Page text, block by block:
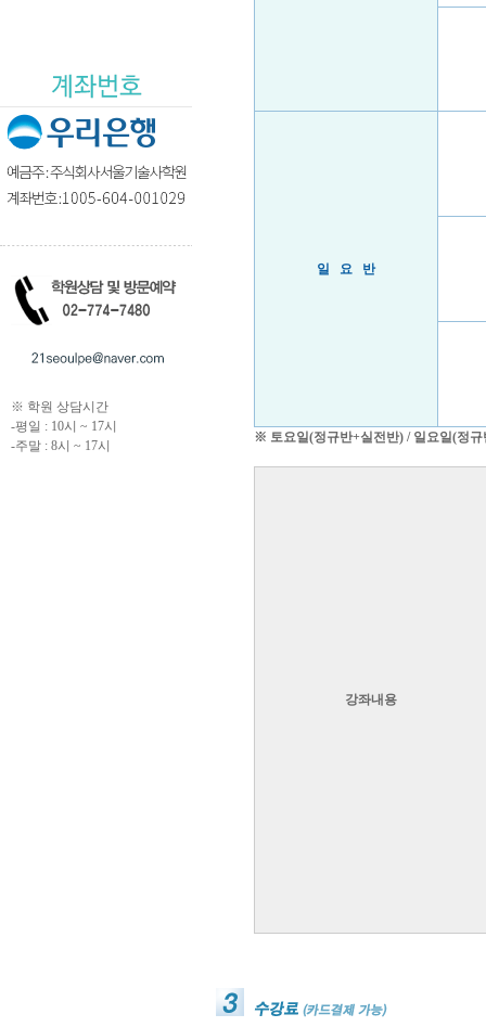
※ 학원 상담시간
-평일 : 10시 ~ 17시
-주말 : 8시 ~ 17시
일 요 반
※ 토요일(정규반+실전반) / 일요일(정
강좌내용